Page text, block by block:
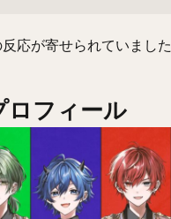
応が寄せられていました
ロフィール